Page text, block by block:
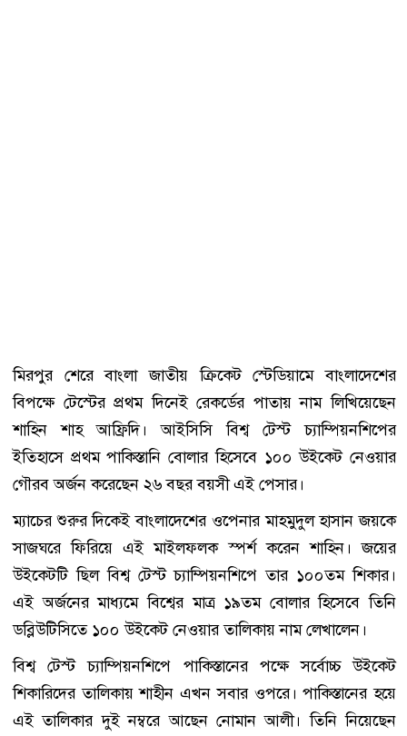
মিরপুর শেরে বাংলা জাতীয় ক্রিকেট স্টেডিয়ামে বাংলাদেশের
বিপক্ষে টেস্টের প্রথম দিনেই রেকর্ডের পাতায় নাম লিখিয়েছেন
শাহিন শাহ আফ্রিদি। আইসিসি বিশ্ব টেস্ট চ্যাম্পিয়নশিপের
ইতিহাসে প্রথম পাকিস্তানি বোলার হিসেবে ১০০ উইকেট নেওয়ার
গৌরব অর্জন করেছেন ২৬ বছর বয়সী এই পেসার।
ম্যাচের শুরুর দিকেই বাংলাদেশের ওপেনার মাহমুদুল হাসান জয়কে
সাজঘরে ফিরিয়ে এই মাইলফলক স্পর্শ করেন শাহিন। জয়ের
উইকেটটি ছিল বিশ্ব টেস্ট চ্যাম্পিয়নশিপে তার ১০০তম শিকার।
এই অর্জনের মাধ্যমে বিশ্বের মাত্র ১৯তম বোলার হিসেবে তিনি
ডব্লিউটিসিতে ১০০ উইকেট নেওয়ার তালিকায় নাম লেখালেন।
বিশ্ব টেস্ট চ্যাম্পিয়নশিপে পাকিস্তানের পক্ষে সর্বোচ্চ উইকেট
শিকারিদের তালিকায় শাহীন এখন সবার ওপরে। পাকিস্তানের হয়ে
এই তালিকার দুই নম্বরে আছেন নোমান আলী। তিনি নিয়েছেন